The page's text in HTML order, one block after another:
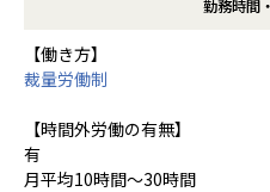
勤務時間
【働き方】
裁量労働制
【時間外労働の有無】
有
月平均10時間～30時間